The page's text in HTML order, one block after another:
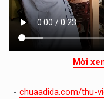
Mời
- chuaadida.com/thu-